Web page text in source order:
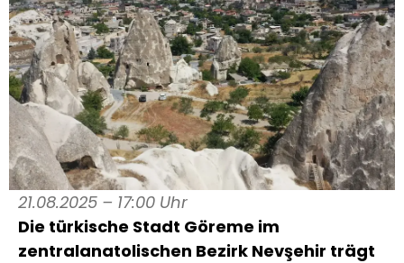
21.08.2025 – 17:00 Uhr
Die türkische Stadt Göreme im
zentralanatolischen Bezirk Nevşehir trägt